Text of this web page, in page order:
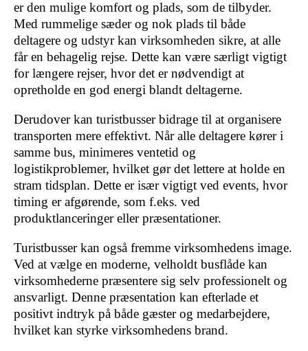
er den mulige komfort og plads, som de tilbyder.
Med rummelige sæder og nok plads til både
deltagere og udstyr kan virksomheden sikre, at alle
får en behagelig rejse. Dette kan være særligt vigtigt
for længere rejser, hvor det er nødvendigt at
opretholde en god energi blandt deltagerne.
Derudover kan turistbusser bidrage til at organisere
transporten mere effektivt. Når alle deltagere kører i
samme bus, minimeres ventetid og
logistikproblemer, hvilket gør det lettere at holde en
stram tidsplan. Dette er især vigtigt ved events, hvor
timing er afgørende, som f.eks. ved
produktlanceringer eller præsentationer.
Turistbusser kan også fremme virksomhedens image.
Ved at vælge en moderne, velholdt busflåde kan
virksomhederne præsentere sig selv professionelt og
ansvarligt. Denne præsentation kan efterlade et
positivt indtryk på både gæster og medarbejdere,
hvilket kan styrke virksomhedens brand.